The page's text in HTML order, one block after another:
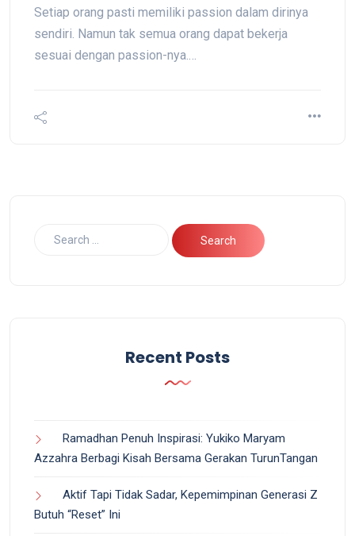
Setiap orang pasti memiliki passion dalam dirinya
sendiri. Namun tak semua orang dapat bekerja
sesuai dengan passion-nya.…
Recent Posts
Ramadhan Penuh Inspirasi: Yukiko Maryam
Azzahra Berbagi Kisah Bersama Gerakan TurunTangan
Aktif Tapi Tidak Sadar, Kepemimpinan Generasi Z
Butuh “Reset” Ini